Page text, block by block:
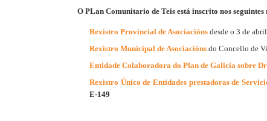
O PLan Comunitario de Teis está inscrito nos seguintes
Rexistro Provincial de Asociacións desde o 3 de
Rexistro Municipal de Asociacións do Concello de
Entidade Colaboradora do Plan de Galicia sobre
​Rexistro Único de Entidades prestadoras de
E-149